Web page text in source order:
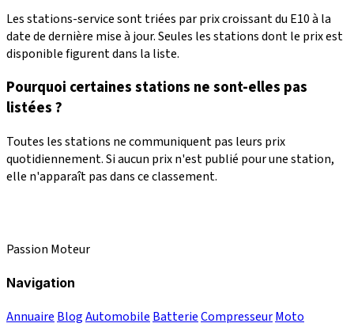
Les stations-service sont triées par prix croissant du E10 à la
date de dernière mise à jour. Seules les stations dont le prix est
disponible figurent dans la liste.
Pourquoi certaines stations ne sont-elles pas
listées ?
Toutes les stations ne communiquent pas leurs prix
quotidiennement. Si aucun prix n'est publié pour une station,
elle n'apparaît pas dans ce classement.
Passion Moteur
Navigation
Annuaire BlogAutomobile BatterieCompresseurMoto